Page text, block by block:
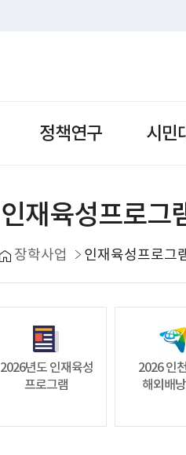
정책연구 시민
인재육성프로그
장학사업 인재육성프로그
2026년도 인재육성
프로그램
2026 인
해외배